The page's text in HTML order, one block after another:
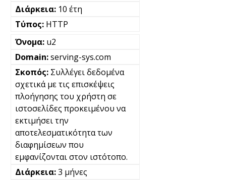
10 έτη
HTTP
u2
serving-sys.com
Συλλέγει δεδομένα
σχετικά με τις επισκέψεις
πλοήγησης του χρήστη σε
ιστοσελίδες προκειμένου να
εκτιμήσει την
αποτελεσματικότητα των
διαφημίσεων που
εμφανίζονται στον ιστότοπο.
3 μήνες